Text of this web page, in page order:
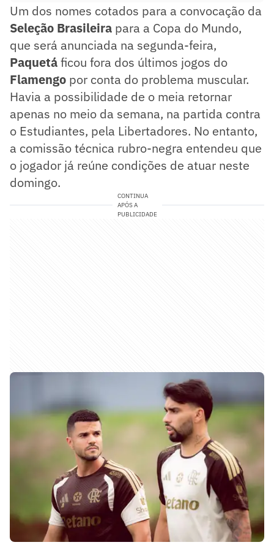
Um dos nomes cotados para a convocação da
Seleção Brasileira para a Copa do Mundo,
que será anunciada na segunda-feira,
Paquetáficou fora dos últimos jogos do
Flamengo por conta do problema muscular.
Havia a possibilidade de o meia retornar
apenas no meio da semana, na partida contra
o Estudiantes, pela Libertadores. No entanto,
a comissão técnica rubro-negra entendeu que
o jogador já reúne condições de atuar neste
domingo.
CONTINUA
APÓS A
PUBLICIDADE